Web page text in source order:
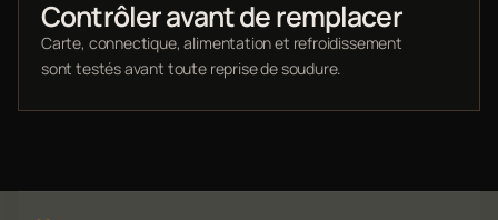
Contrôler avant de remplacer
Carte, connectique, alimentation et refroidissement
sont testés avant toute reprise de soudure.